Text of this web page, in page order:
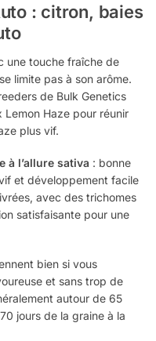
: citron, baies
une touche fraîche de
limite pas à son arôme.
de Bulk Genetics
Lemon Haze pour réunir
plus vif.
à l’allure sativa : bonne
et développement facile
avec des trichomes
satisfaisante pour une
bien si vous
et sans trop de
autour de 65
jours de la graine à la